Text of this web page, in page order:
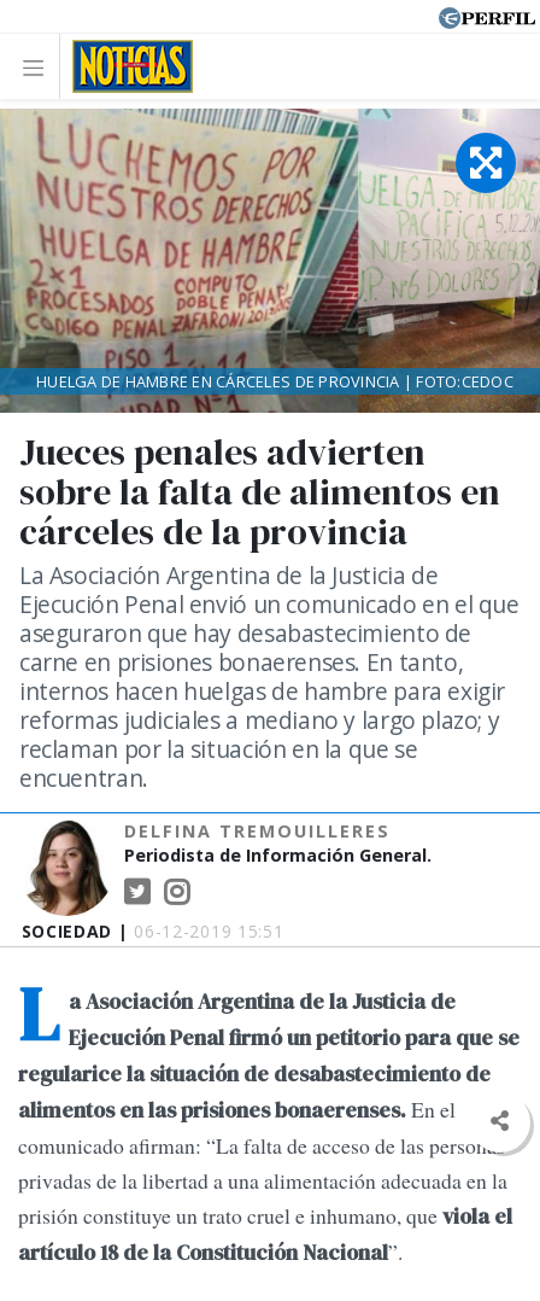
SOCIEDAD | 06-12-2019 15:51
Jueces penales advierten
sobre la falta de alimentos en
cárceles de la provincia
La Asociación Argentina de la Justicia de
Ejecución Penal envió un comunicado en el que
aseguraron que hay desabastecimiento de
carne en prisiones bonaerenses. En tanto,
internos hacen huelgas de hambre para exigir
reformas judiciales a mediano y largo plazo; y
reclaman por la situación en la que se
encuentran.
DELFINA TREMOUILLERES
Periodista de Información General.
HUELGA DE HAMBRE EN CÁRCELES DE PROVINCIA | FOTO:CEDOC
L a Asociación Argentina de la Justicia de
Ejecución Penal firmó un petitorio para que se
regularice la situación de desabastecimiento de
alimentos en las prisiones bonaerenses.En el
comunicado afirman: “La falta de acceso de las personas
privadas de la libertad a una alimentación adecuada en la
prisión constituye un trato cruel e inhumano, queviola el
artículo 18 de la Constitución Nacional”.